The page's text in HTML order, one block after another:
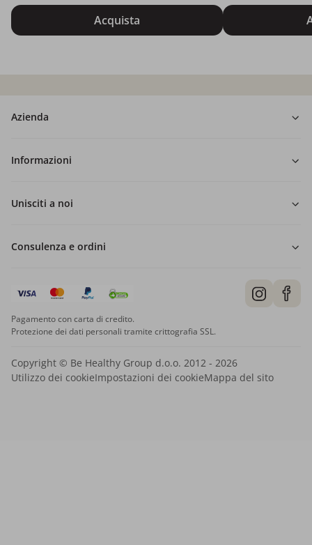
Acquista
Azienda
Informazioni
Unisciti a noi
Consulenza e ordini
Pagamento con carta di credito.
Protezione dei dati personali tramite crittografia SSL.
Copyright © Be Healthy Group d.o.o. 2012 - 2026
Utilizzo dei cookieImpostazioni dei cookieMappa del sito